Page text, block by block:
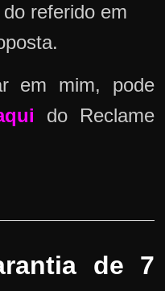
referido em
em mim, pode
do Reclame
de 7